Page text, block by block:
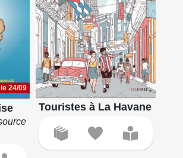
24/09
Touristes à La Havane